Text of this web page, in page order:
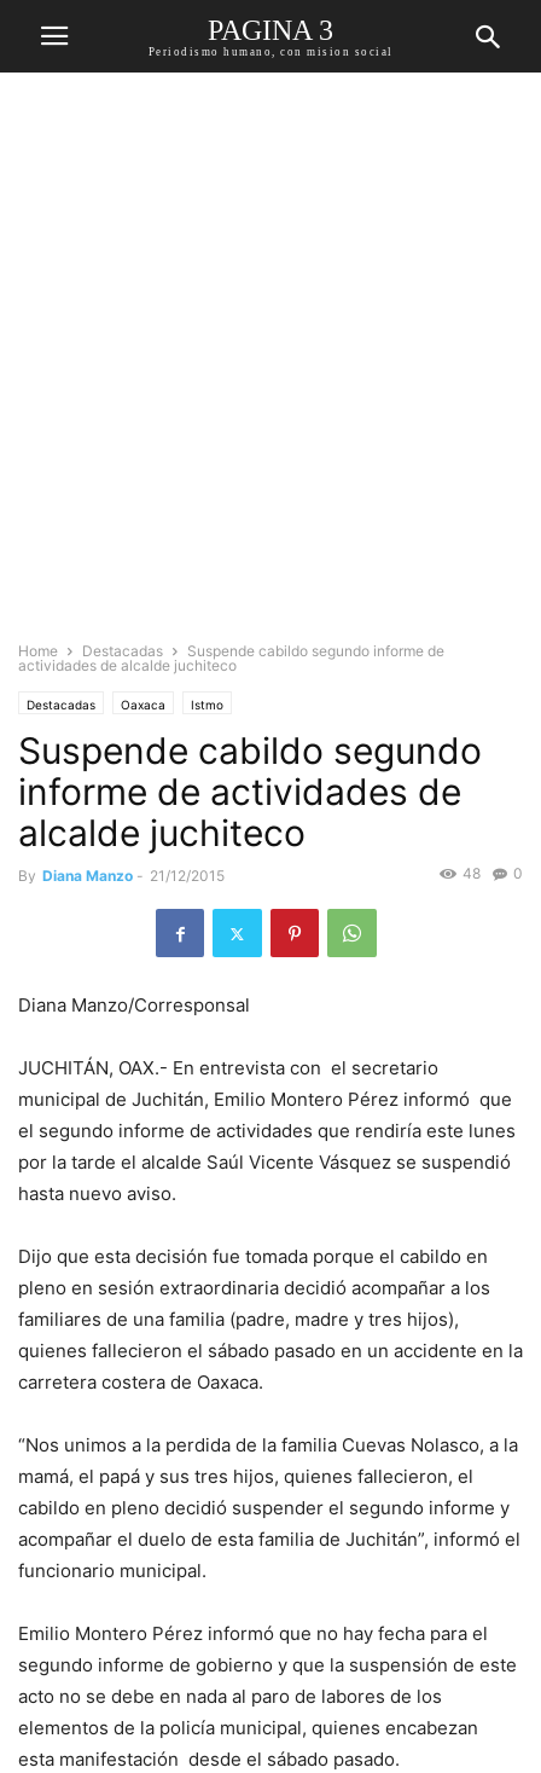
PAGINA 3
Periodismo humano, con mision social
Home Destacadas
Suspende cabildo segundo informe de
actividades de alcalde juchiteco
Destacadas Oaxaca Istmo
Suspende cabildo segundo
informe de actividades de
alcalde juchiteco
By Diana Manzo - 21/12/2015 0
48
Diana Manzo/Corresponsal
JUCHITÁN, OAX.- En entrevista con el secretario
municipal de Juchitán, Emilio Montero Pérez informó que
el segundo informe de actividades que rendiría este lunes
por la tarde el alcalde Saúl Vicente Vásquez se suspendió
hasta nuevo aviso.
Dijo que esta decisión fue tomada porque el cabildo en
pleno en sesión extraordinaria decidió acompañar a los
familiares de una familia (padre, madre y tres hijos),
quienes fallecieron el sábado pasado en un accidente en la
carretera costera de Oaxaca.
“Nos unimos a la perdida de la familia Cuevas Nolasco, a la
mamá, el papá y sus tres hijos, quienes fallecieron, el
cabildo en pleno decidió suspender el segundo informe y
acompañar el duelo de esta familia de Juchitán”, informó el
funcionario municipal.
Emilio Montero Pérez informó que no hay fecha para el
segundo informe de gobierno y que la suspensión de este
acto no se debe en nada al paro de labores de los
elementos de la policía municipal, quienes encabezan
esta manifestación desde el sábado pasado.